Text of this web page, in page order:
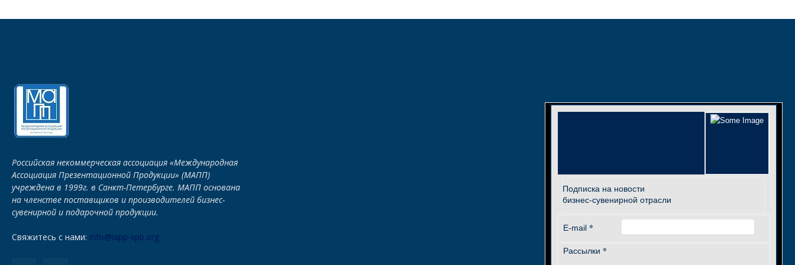
Российская некоммерческая ассоциация «Международная
Ассоциация Презентационной Продукции» (МАПП)
учреждена в 1999г. в Санкт-Петербурге. МАПП основана
на членстве поставщиков и производителей бизнес-
сувенирной и подарочной продукции.
Свяжитесь с нами: info@iapp-spb.org
Подписка на новости
бизнес-сувенирной отрасли
E-mail *
Рассылки *